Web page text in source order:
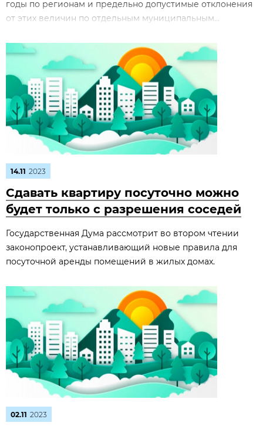
годы по регионам и предельно допустимые отклонения
от этих величин по отдельным муниципальным...
14.11 2023
Сдавать квартиру посуточно можно
будет только с разрешения соседей
Государственная Дума рассмотрит во втором чтении
законопроект, устанавливающий новые правила для
посуточной аренды помещений в жилых домах.
02.11 2023